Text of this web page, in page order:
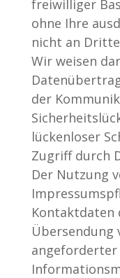
freiwilliger
ohne Ihre
nicht an
Wir weisen
der
lückenloser
Zugriff durch
Der Nutzung
Übersendung